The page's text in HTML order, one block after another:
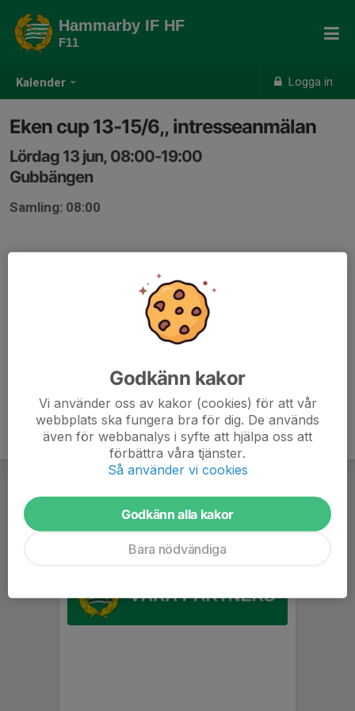
Kalender Logga in
Hammarby IF HF
F11
Eken cup 13-15/6,, intresseanmälan
Lördag 13 jun, 08:00-19:00
Gubbängen
Samling: 08:00
Godkänn kakor
Vi använder oss av kakor (cookies) för att vår
webbplats ska fungera bra för dig. De används
även för webbanalys i syfte att hjälpa oss att
förbättra våra tjänster.
Så använder vi cookies
Godkänn alla kakor
Bara nödvändiga